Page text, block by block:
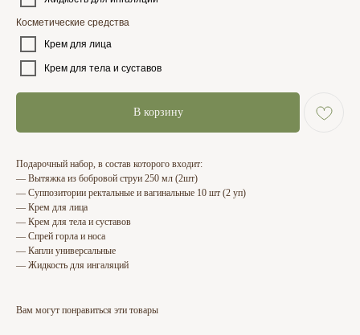
Косметические средства
Крем для лица
Крем для тела и суставов
В корзину
Подарочный набор, в состав которого входит:
— Вытяжка из бобровой струи 250 мл (2шт)
— Суппозитории ректальные и вагинальные 10 шт (2 уп)
— Крем для лица
— Крем для тела и суставов
— Спрей горла и носа
— Капли универсальные
— Жидкость для ингаляций
Вам могут понравиться эти товары